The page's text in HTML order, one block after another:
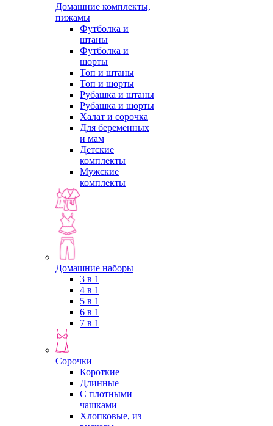
Домашние комплекты,
пижамы
Футболка и
штаны
Футболка и
шорты
Топ и штаны
Топ и шорты
Рубашка и штаны
Рубашка и шорты
Халат и сорочка
Для беременных
и мам
Детские
комплекты
Мужские
комплекты
Домашние наборы
3 в 1
4 в 1
5 в 1
6 в 1
7 в 1
Сорочки
Короткие
Длинные
С плотными
чашками
Хлопковые, из